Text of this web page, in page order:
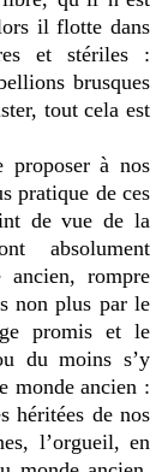
il flotte dans
et stériles :
brusques
tout cela est
à nos
pratique de ces
de vue de la
absolument
ancien, rompre
non plus par le
promis et le
du moins s’y
monde ancien :
héritées de nos
l’orgueil, en